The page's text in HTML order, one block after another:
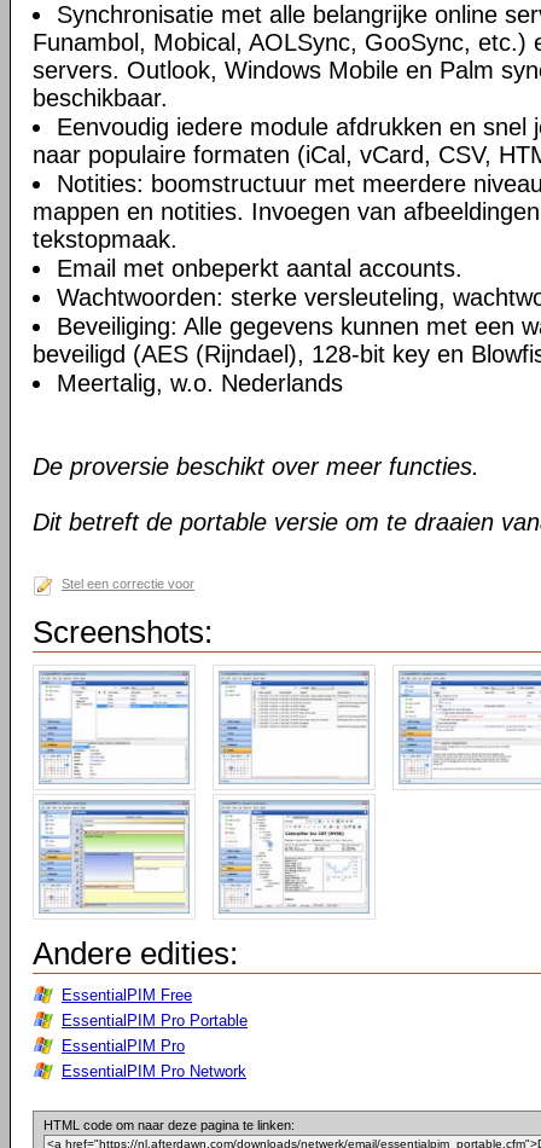
Synchronisatie met alle belangrijke online
Funambol, Mobical, AOLSync, GooSync, etc.)
servers. Outlook, Windows Mobile en Palm
beschikbaar.
Eenvoudig iedere module afdrukken en snel
naar populaire formaten (iCal, vCard, CSV,
Notities: boomstructuur met meerdere
mappen en notities. Invoegen van
tekstopmaak.
Email met onbeperkt aantal accounts.
Wachtwoorden: sterke versleuteling,
Beveiliging: Alle gegevens kunnen met een
beveiligd (AES (Rijndael), 128-bit key en
Meertalig, w.o. Nederlands
De proversie beschikt over meer functies.
Dit betreft de portable versie om te draaien
Stel een correctie voor
Screenshots:
Andere edities:
EssentialPIM Free
EssentialPIM Pro Portable
EssentialPIM Pro
EssentialPIM Pro Network
HTML code om naar deze pagina te linken: